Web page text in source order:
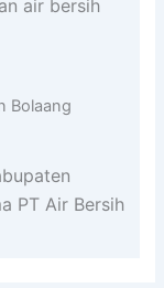
air bersih
Bolaang
PT Air Bersih